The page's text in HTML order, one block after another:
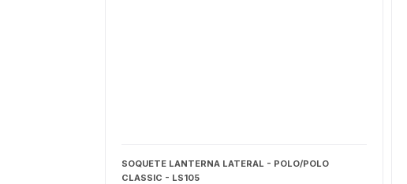
SOQUETE LANTERNA LATERAL - POLO/POLO
CLASSIC - LS105